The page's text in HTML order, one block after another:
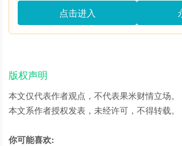
点击进入
版权声明
本文仅代表作者观点，不代表果米财情立场。
本文系作者授权发表，未经许可，不得转载。
你可能喜欢: